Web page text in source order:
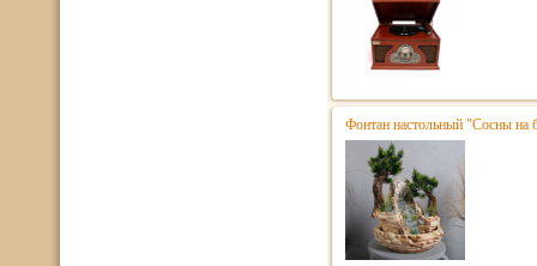
Фонтан настольный "Сосны на